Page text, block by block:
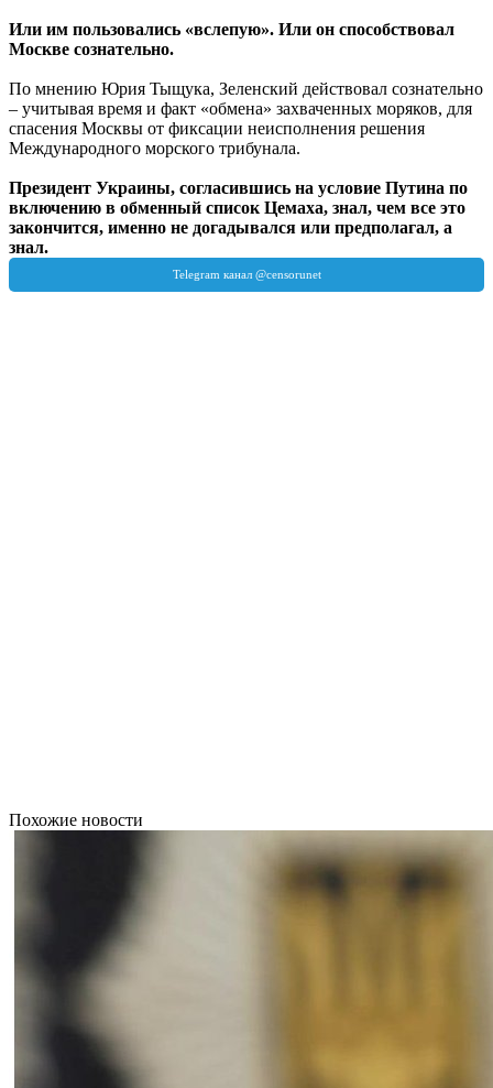
Или им пользовались «вслепую». Или он способствовал
Москве сознательно.
По мнению Юрия Тыщука, Зеленский действовал сознательно
– учитывая время и факт «обмена» захваченных моряков, для
спасения Москвы от фиксации неисполнения решения
Международного морского трибунала.
Президент Украины, согласившись на условие Путина по
включению в обменный список Цемаха, знал, чем все это
закончится, именно не догадывался или предполагал, а
знал.
Похожие новости